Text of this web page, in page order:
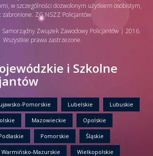
w szczególności dozwolonym użytkiem osobistym,
ZG NSZZ Policjantów
Związek Zawodowy Policjantów | 2016.
Wszystkie prawa zastrzeżone.
i Szkolne
Pomorskie Lubelskie Lubuskie
Mazowieckie Opolskie
Pomorskie Śląskie
Warmińsko-Mazurskie Wielkopolskie